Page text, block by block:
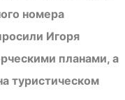
номера
Игоря
планами, а
туристическом